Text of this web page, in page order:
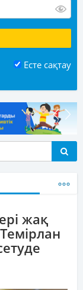
Есте сақтау
жақ